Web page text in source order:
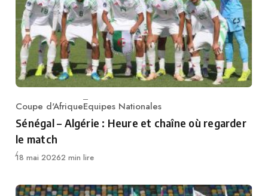
Category
Coupe d'AfriqueEquipes Nationales
Sénégal – Algérie : Heure et chaîne où regarder
le match
Publié
18 mai 20262 min lire